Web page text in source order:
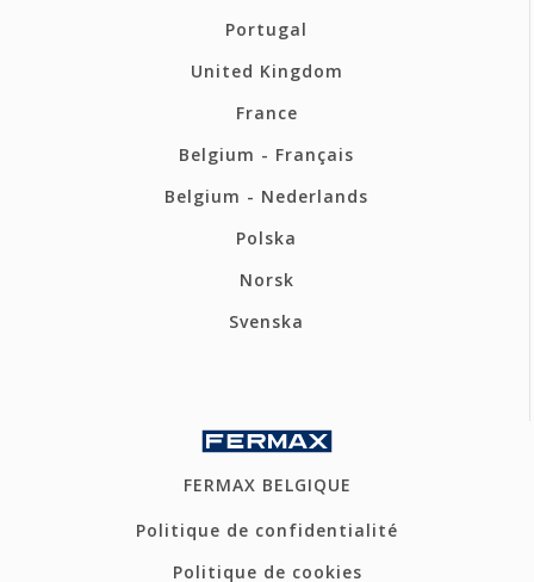
Portugal
United Kingdom
France
Belgium - Français
Belgium - Nederlands
Polska
Norsk
Svenska
FERMAX BELGIQUE
Politique de confidentialité
Politique de cookies